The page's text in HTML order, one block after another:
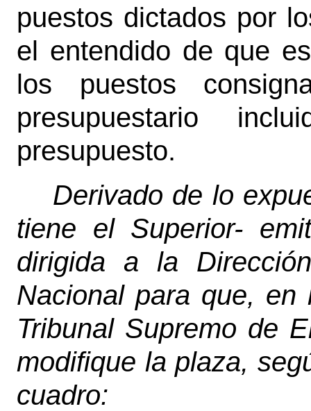
puestos dictados por
el entendido de que
los puestos
presupuestario
presupuesto.
Derivado de lo
tiene el Superior-
dirigida a la
Nacional para que,
Tribunal Supremo de
modifique la plaza,
cuadro: